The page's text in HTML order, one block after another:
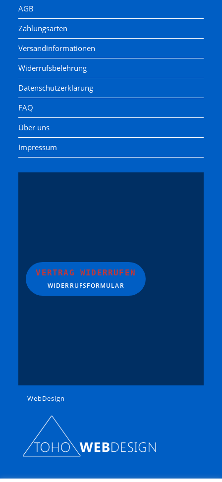
AGB
Zahlungsarten
Versandinformationen
Widerrufsbelehrung
Datenschutzerklärung
FAQ
Über uns
Impressum
VERTRAG WIDERRUFEN
WIDERRUFSFORMULAR
WebDesign